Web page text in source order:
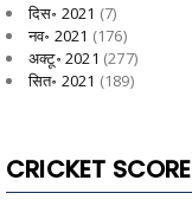
दिस॰ 2021 (7)
नव॰ 2021 (176)
अक्टू॰ 2021 (277)
सित॰ 2021 (189)
CRICKET SCORE